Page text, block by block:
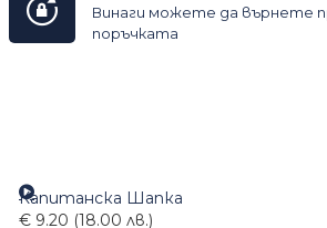
Винаги можете да върнете
поръчката
Капитанска Шапка
€ 9.20 (18.00 лв.)